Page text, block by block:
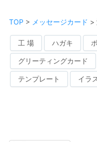
TOP > メッセージカード >
工 場 ハガキ
グリーティングカード
テンプレート イラ